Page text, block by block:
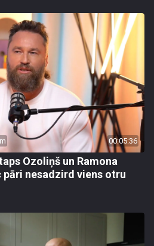
00:05:36
Ozoliņš un Ramona
nesadzird viens otru